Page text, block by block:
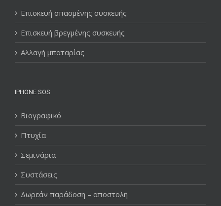
Επισκευή σπασμένης συσκευής
Επισκευή βρεγμένης συσκευής
Αλλαγή μπαταρίας
IPHONE SOS
Βιογραφικό
Πτυχία
Σεμινάρια
Συστάσεις
Δωρεάν παράδοση – αποστολή